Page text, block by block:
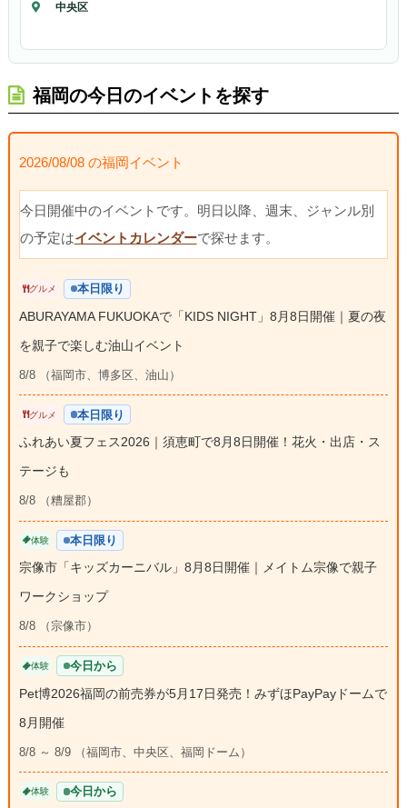
中央区
福岡の今日のイベントを探す
2026/08/08 の福岡イベント
今日開催中のイベントです。明日以降、週末、ジャンル別
の予定はイベントカレンダーで探せます。
グルメ 本日限り
ABURAYAMA FUKUOKAで「KIDS NIGHT」8月8日開催｜夏の夜
を親子で楽しむ油山イベント
8/8 （福岡市、博多区、油山）
グルメ 本日限り
ふれあい夏フェス2026｜須恵町で8月8日開催！花火・出店・ス
テージも
8/8 （糟屋郡）
体験 本日限り
宗像市「キッズカーニバル」8月8日開催｜メイトム宗像で親子
ワークショップ
8/8 （宗像市）
体験 今日から
Pet博2026福岡の前売券が5月17日発売！みずほPayPayドームで
8月開催
8/8 ～ 8/9 （福岡市、中央区、福岡ドーム）
体験 今日から